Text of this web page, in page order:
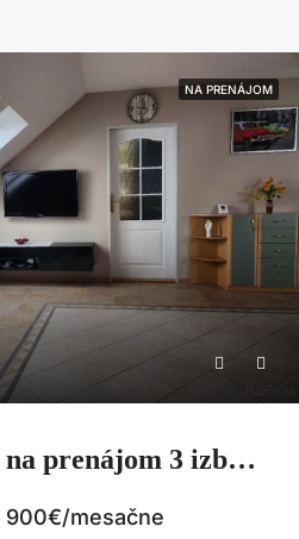
NA PRENÁJOM
Ponúkame na prenájom 3 izbový mezonetový byt na námestí v Michalovciach.
900€/mesačne